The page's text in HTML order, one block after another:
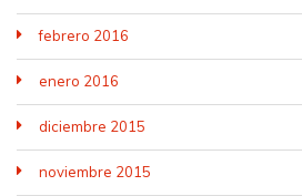
febrero 2016
enero 2016
diciembre 2015
noviembre 2015